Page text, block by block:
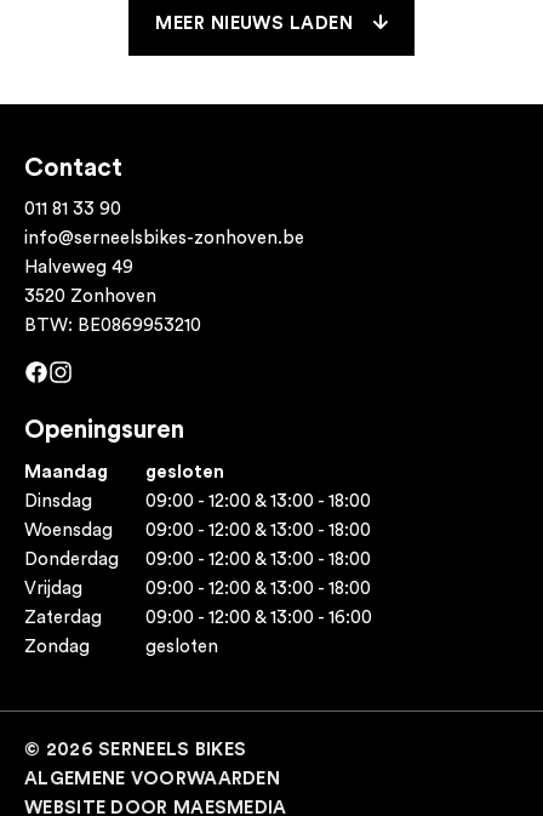
MEER NIEUWS LADEN
Contact
011 81 33 90
info@serneelsbikes-zonhoven.be
Halveweg 49
3520 Zonhoven
BTW: BE0869953210
Facebook
Openingsuren
Maandag
gesloten
Dinsdag
09:00 - 12:00 & 13:00 - 18:00
Woensdag
09:00 - 12:00 & 13:00 - 18:00
Donderdag
09:00 - 12:00 & 13:00 - 18:00
Vrijdag
09:00 - 12:00 & 13:00 - 18:00
Zaterdag
09:00 - 12:00 & 13:00 - 16:00
Zondag
gesloten
© 2026 SERNEELS BIKES
ALGEMENE VOORWAARDEN
WEBSITE DOOR MAESMEDIA